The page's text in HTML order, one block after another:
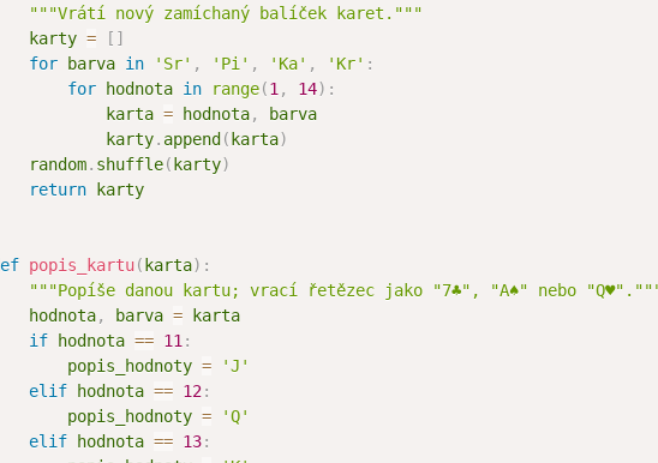
"""Vrátí nový zamíchaný balíček karet."""
karty
= [ ]
for barva in 'Sr' , 'Pi' , 'Ka' , 'Kr' :
for hodnota in range(1 , 14) :
karta
= hodnota,
barva
karty
. append ( karta)
random
. shuffle( karty)
return karty
popis_kartu( karta) :
"""Popíše danou kartu; vrací řetězec jako "7♣", "A♠" nebo
hodnota
, barva = karta
if hodnota == 11 :
popis_hodnoty
=
'J'
elif hodnota == 12:
popis_hodnoty
=
'Q'
elif hodnota == 13: